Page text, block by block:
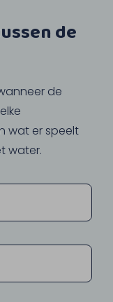
de
de
wat er speelt
water.